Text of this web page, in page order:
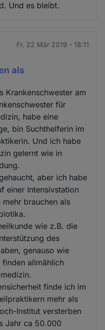
Und es bleibt.
Fr. 22 Mär 2019 - 18:11
als
Krankenschwester am
für
habe eine
bin Suchthelferin im
Und ich habe
gelernt wie in
aber ich habe
einer Intensivstation
brauchen als
wie z.B. die
des
genauso wie
allmählich
finde ich im
mehr als
Institut versterben
Jahr ca 50.000